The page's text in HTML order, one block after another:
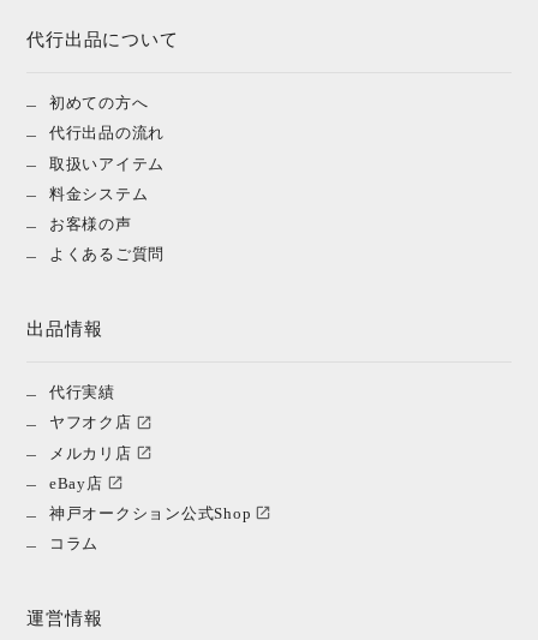
代行出品について
初めての方へ
代行出品の流れ
取扱いアイテム
料金システム
お客様の声
よくあるご質問
出品情報
代行実績
ヤフオク店
メルカリ店
eBay店
神戸オークション公式Shop
コラム
運営情報